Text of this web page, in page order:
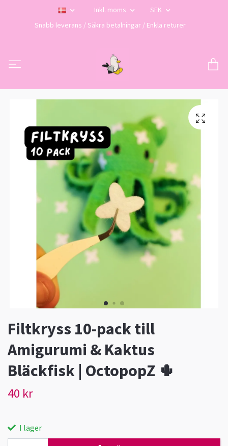
Inkl. moms
SEK
Snabb leverans / Säkra betalningar / Enkla returer
Filtkryss 10-pack till
Amigurumi & Kaktus
Bläckfisk | OctopopZ 🌵
40 kr
I lager